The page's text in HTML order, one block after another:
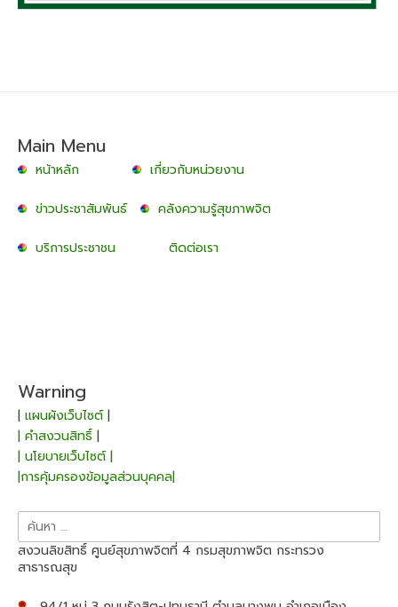
Main Menu
หน้าหลัก เกี่ยวกับหน่วยงาน
ข่าวประชาสัมพันธ์ คลังความรู้สุขภาพจิต
บริการประชาชน ติดต่อเรา
Warning
| แผนผังเว็บไซต์|
| คำสงวนสิทธิ์ |
| นโยบายเว็บไซต์ |
|การคุ้มครองข้อมูลส่วนบุคคล|
ค้นหา
สำหรับ:
สงวนลิขสิทธิ์ ศูนย์สุขภาพจิตที่ 4 กรมสุขภาพจิต กระทรวง
สาธารณสุข